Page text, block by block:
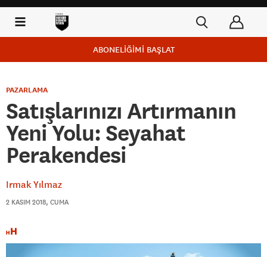
ABONELİĞİMİ BAŞLAT
PAZARLAMA
Satışlarınızı Artırmanın
Yeni Yolu: Seyahat
Perakendesi
Irmak Yılmaz
2 KASIM 2018, CUMA